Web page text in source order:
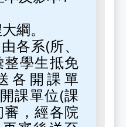
綱。
各系(所、
學生抵免
各開課單
課單位(課
，經各院